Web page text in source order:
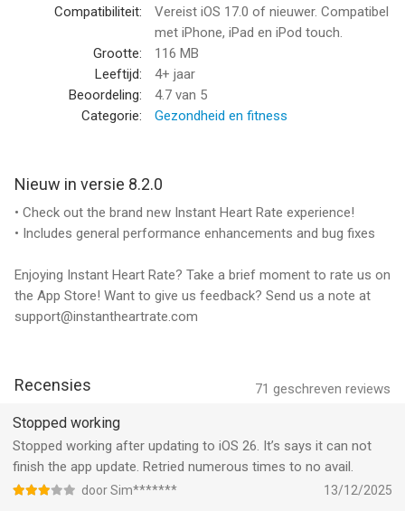
# 1 Hartslag app in Verenigd Koninkrijk
# 1 Hartslag app in Australië
# 1 Hartslag app in Duitsland
# 1 Hartslag app in Frankrijk
# 1 Hartslag app in China
# 1 Hartslag app in Rusland
beste meting app mobiele hartslag en wordt vertrouwd door
vooraanstaande cardiologen Stanford's voor gebruik in
---------------------
getoond!
* Instant Heart Rate detecteert een kleurverandering in uw
vinger tip elke keer dat uw hart klopt en maakt gebruik van een
geavanceerd algoritme om te laten zien uw hartslag.
Compatibiliteit:
Vereist iOS 17.0 of nieuwer. Compatibel
met iPhone, iPad en iPod touch.
Grootte:
116 MB
Leeftijd:
4+ jaar
Beoordeling:
4.7 van 5
Categorie:
Gezondheid en fitness
Nieuw in versie 8.2.0
• Check out the brand new Instant Heart Rate experience!
• Includes general performance enhancements and bug fixes
Enjoying Instant Heart Rate? Take a brief moment to rate us on
the App Store! Want to give us feedback? Send us a note at
support@instantheartrate.com
71 geschreven reviews
Recensies
Stopped working
Stopped working after updating to iOS 26. It’s says it can not
finish the app update. Retried numerous times to no avail.
door Sim******* 13/12/2025